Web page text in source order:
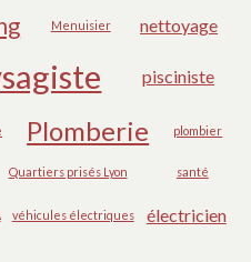
Menuisier nettoyage
pisciniste
Plomberie plombier
Quartiers prisés Lyon santé
véhicules électriques électricien